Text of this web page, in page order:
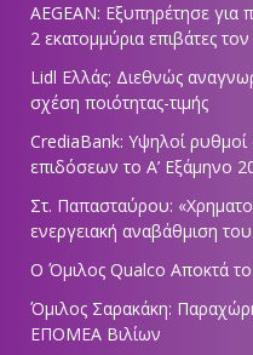
AEGEAN: Εξυπηρέτησε
2 εκατομμύρια επιβάτες
Lidl Ελλάς: Διεθνώς
σχέση ποιότητας-τιμής
CrediaBank: Υψηλοί ρυθμοί
επιδόσεων το Α’ Εξάμηνο
Στ. Παπασταύρου:
ενεργειακή αναβάθμιση
Ο Όμιλος Qualco Αποκτά
Όμιλος Σαρακάκη:
ΕΠΟΜΕΑ Βιλίων